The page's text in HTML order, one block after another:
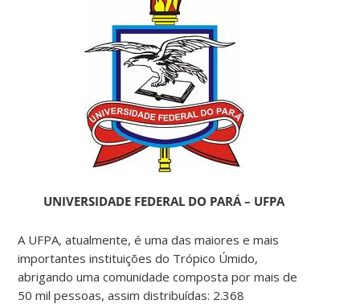
UNIVERSIDADE FEDERAL DO PARÁ – UFPA
A UFPA, atualmente, é uma das maiores e mais
importantes instituições do Trópico Úmido,
abrigando uma comunidade composta por mais de
50 mil pessoas, assim distribuídas: 2.368